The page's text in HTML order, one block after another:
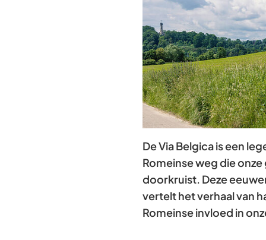
De Via Belgica is een
Romeinse weg die
doorkruist. Deze
vertelt het verhaal van
Romeinse invloed in